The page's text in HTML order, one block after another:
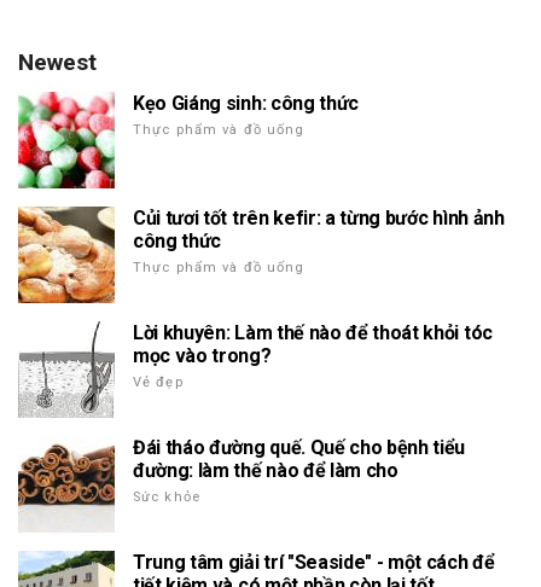
Newest
Kẹo Giáng sinh: công thức
Thực phẩm và đồ uống
Củi tươi tốt trên kefir: a từng bước hình ảnh
công thức
Thực phẩm và đồ uống
Lời khuyên: Làm thế nào để thoát khỏi tóc
mọc vào trong?
Vẻ đẹp
Đái tháo đường quế. Quế cho bệnh tiểu
đường: làm thế nào để làm cho
Sức khỏe
Trung tâm giải trí "Seaside" - một cách để